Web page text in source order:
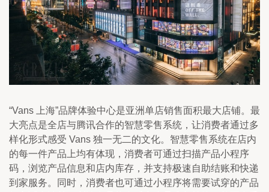
“Vans 上海”品牌体验中心是亚洲单店销售面积最大店铺。最
大亮点是全店与腾讯合作的智慧零售系统，让消费者通过多
样化形式感受 Vans 独一无二的文化。智慧零售系统在店内
的每一件产品上均有体现，消费者可通过扫描产品小程序
码，浏览产品信息和店内库存，并支持极速自助结账和快递
到家服务。同时，消费者也可通过小程序将需要试穿的产品